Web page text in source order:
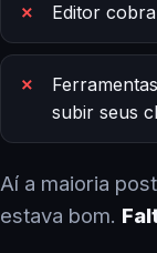
Editor cobra
subir seus
Aí a maioria
estava bom.